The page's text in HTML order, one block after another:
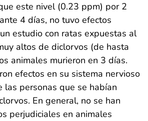
este nivel (0.23 ppm) por 2
4 días, no tuvo efectos
estudio con ratas expuestas al
altos de diclorvos (de hasta
animales murieron en 3 días.
efectos en su sistema nervioso
las personas que se habían
En general, no se han
perjudiciales en animales